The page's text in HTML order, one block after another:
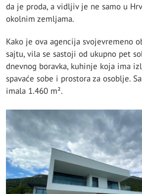
da je proda, a vidljiv je ne samo u
okolnim zemljama.
Kako je ova agencija svojevremeno
sajtu, vila se sastoji od ukupno pet
dnevnog boravka, kuhinje koja ima
spavaće sobe i prostora za osoblje.
imala 1.460 m².